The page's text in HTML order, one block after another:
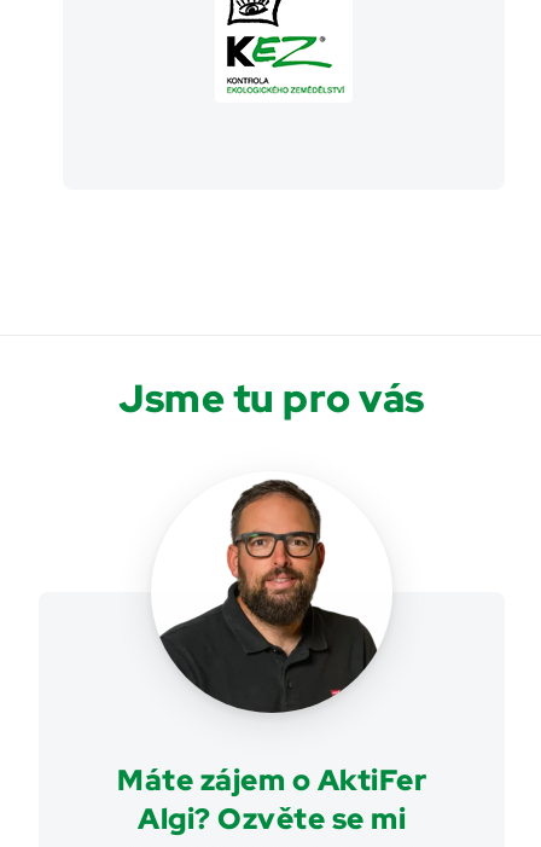
Jsme tu pro vás
Máte zájem o AktiFer
Algi? Ozvěte se mi